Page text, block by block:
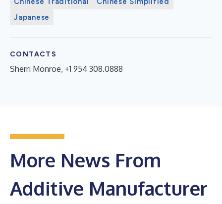
Japanese
CONTACTS
Sherri Monroe, +1 954 308.0888
More News From
Additive Manufacturer